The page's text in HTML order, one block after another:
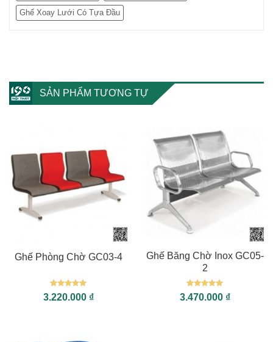
Ghế Xoay Lưới Có Tựa Đầu
SẢN PHẨM TƯƠNG TỰ
Ghế Phòng Chờ GC03-4
Được xếp
hạng55
3.220.000 ₫
Ghế Băng Chờ Inox GC05-
2
Được xếp
hạng55
3.470.000 ₫